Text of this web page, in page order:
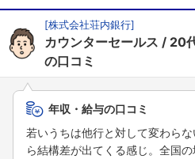
[株式会社荘内銀行]
カウンターセールス 20
の口コミ
年収・給与の口コミ
若いうちは他行と対して変わら
ら結構差が出てくる感じ。全国